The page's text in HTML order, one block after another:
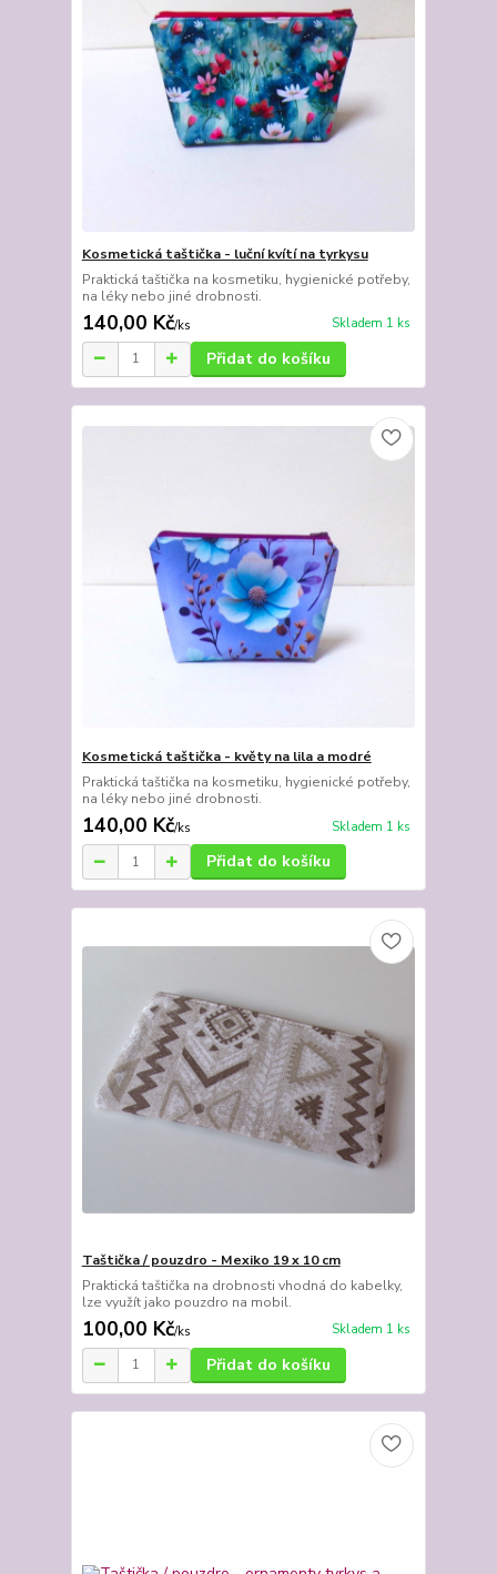
Kosmetická taštička - luční kvítí na tyrkysu
Praktická taštička na kosmetiku, hygienické potřeby,
na léky nebo jiné drobnosti.
140,00 Kč/ks Skladem 1 ks
Přidat do košíku
Kosmetická taštička - květy na lila a modré
Praktická taštička na kosmetiku, hygienické potřeby,
na léky nebo jiné drobnosti.
140,00 Kč/ks Skladem 1 ks
Přidat do košíku
Taštička / pouzdro - Mexiko 19 x 10 cm
Praktická taštička na drobnosti vhodná do kabelky,
lze využít jako pouzdro na mobil.
100,00 Kč/ks Skladem 1 ks
Přidat do košíku